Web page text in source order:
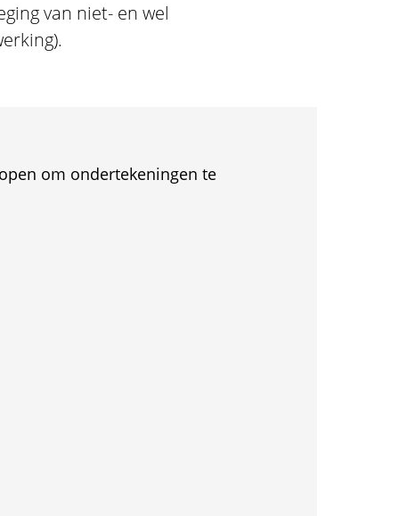
van niet- en wel
om ondertekeningen te